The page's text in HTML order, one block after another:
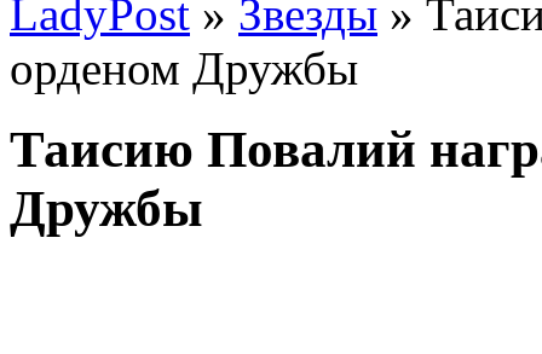
LadyPost » Звезды »
орденом Дружбы
Таисию Повалий
Дружбы